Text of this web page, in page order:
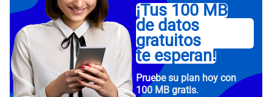
¡Tus 100 MB
de datos
gratuitos
te esperan!
Pruebe su plan hoy con
100 MB gratis.